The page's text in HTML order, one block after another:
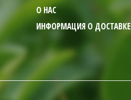
O НАС
ИНФОРМАЦИЯ О ДОСТАВКЕ